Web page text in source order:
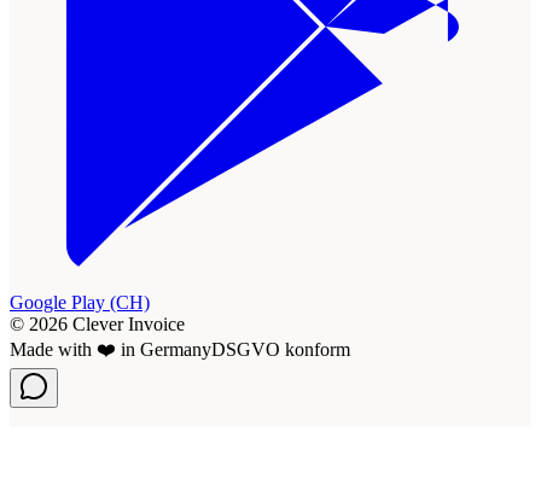
Google Play (CH)
© 2026 Clever Invoice
Made with ❤️ in GermanyDSGVO konform